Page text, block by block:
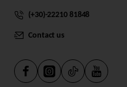
(+30)-22210 81848
Contact us